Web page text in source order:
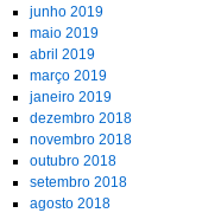
junho 2019
maio 2019
abril 2019
março 2019
janeiro 2019
dezembro 2018
novembro 2018
outubro 2018
setembro 2018
agosto 2018